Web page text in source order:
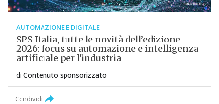
AUTOMAZIONE E DIGITALE
SPS Italia, tutte le novità dell’edizione
2026: focus su automazione e intelligenza
artificiale per l'industria
di Contenuto sponsorizzato
Condividi